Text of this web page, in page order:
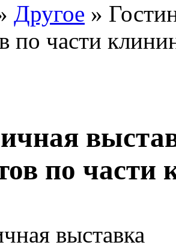
Другое »
по части
по